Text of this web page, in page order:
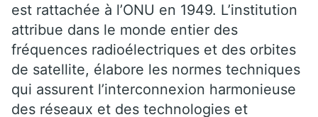
est rattachée à l’ONU en 1949. L’institution
attribue dans le monde entier des
fréquences radioélectriques et des orbites
de satellite, élabore les normes techniques
qui assurent l’interconnexion harmonieuse
des réseaux et des technologies et